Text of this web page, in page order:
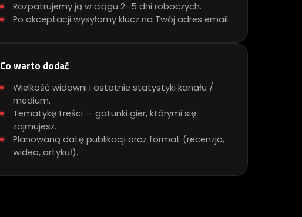
Rozpatrujemy ją w ciągu 2–5 dni roboczych.
Po akceptacji wysyłamy klucz na Twój adres email.
Co warto dodać
Wielkość widowni i ostatnie statystyki kanału /
medium.
Tematykę treści — gatunki gier, którymi się
zajmujesz.
Planowaną datę publikacji oraz format (recenzja,
wideo, artykuł).